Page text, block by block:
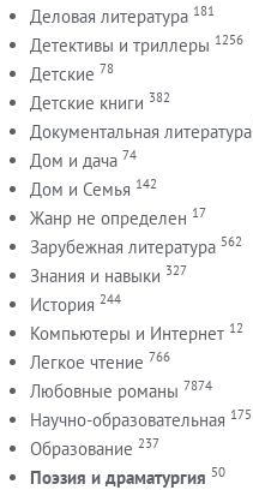
Деловая литература 181
Детективы и триллеры 1256
Детские 78
Детские книги 382
Документальная литература
Дом и дача 74
Дом и Семья 142
Жанр не определен 17
Зарубежная литература 562
Знания и навыки 327
История 244
Компьютеры и Интернет 12
Легкое чтение 766
Любовные романы 7874
Научно-образовательная 175
Образование 237
Поэзия и драматургия 50